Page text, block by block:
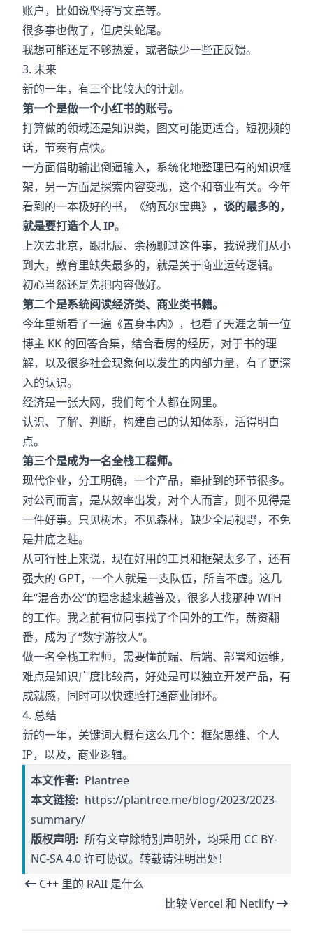
账户，比如说坚持写文章等。
很多事也做了，但虎头蛇尾。
我想可能还是不够热爱，或者缺少一些正反馈。
3. 未来
新的一年，有三个比较大的计划。
第一个是做一个小红书的账号。
打算做的领域还是知识类，图文可能更适合，短视频的
话，节奏有点快。
一方面借助输出倒逼输入，系统化地整理已有的知识框
架，另一方面是探索内容变现，这个和商业有关。今年
看到的一本极好的书，《纳瓦尔宝典》， 谈的最多的，
就是要打造个人 IP。
上次去北京，跟北辰、余杨聊过这件事，我说我们从小
到大，教育里缺失最多的，就是关于商业运转逻辑。
初心当然还是先把内容做好。
第二个是系统阅读经济类、商业类书籍。
今年重新看了一遍《置身事内》，也看了天涯之前一位
博主 KK 的回答合集，结合看房的经历，对于书的理
解，以及很多社会现象何以发生的内部力量，有了更深
入的认识。
经济是一张大网，我们每个人都在网里。
认识、了解、判断，构建自己的认知体系，活得明白
点。
第三个是成为一名全栈工程师。
现代企业，分工明确，一个产品，牵扯到的环节很多。
对公司而言，是从效率出发，对个人而言，则不见得是
一件好事。只见树木，不见森林，缺少全局视野，不免
是井底之蛙。
从可行性上来说，现在好用的工具和框架太多了，还有
强大的 GPT，一个人就是一支队伍，所言不虚。这几
年“混合办公”的理念越来越普及，很多人找那种 WFH
的工作。我之前有位同事找了个国外的工作，薪资翻
番，成为了“数字游牧人”。
做一名全栈工程师，需要懂前端、后端、部署和运维，
难点是知识广度比较高，好处是可以独立开发产品，有
成就感，同时可以快速验打通商业闭环。
4. 总结
新的一年，关键词大概有这么几个：框架思维、个人
IP，以及，商业逻辑。
本文作者: Plantree
本文链接: https://plantree.me/blog/2023/2023-
summary/
版权声明: 所有文章除特别声明外，均采用 CC BY-
NC-SA 4.0许可协议。转载请注明出处！
C++ 里的 RAII 是什么
比较 Vercel 和 Netlify